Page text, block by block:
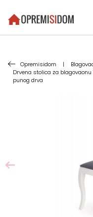
Opremisidom |
Drvena stolica za
punog drva